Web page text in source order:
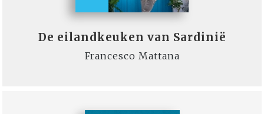
De eilandkeuken van Sardinië
Francesco Mattana